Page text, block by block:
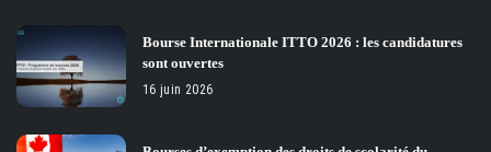
Bourse Internationale ITTO 2026 : les candidatures
sont ouvertes
16 juin 2026